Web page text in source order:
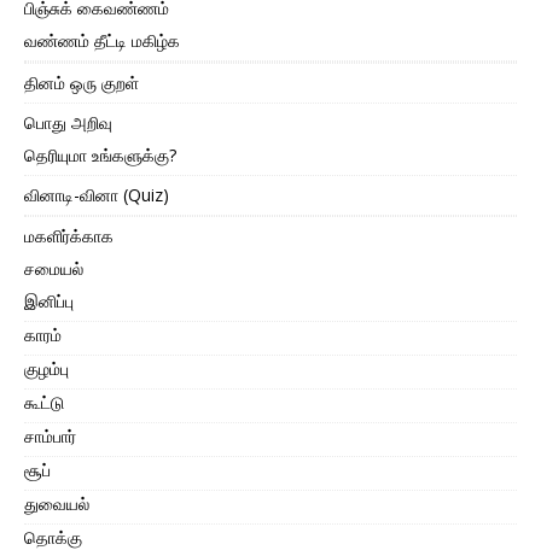
பிஞ்சுக் கைவண்ணம்
வண்ணம் தீட்டி மகிழ்க
தினம் ஒரு குறள்
பொது அறிவு
தெரியுமா உங்களுக்கு?
வினாடி-வினா (Quiz)
மகளிர்க்காக
சமையல்
இனிப்பு
காரம்
குழம்பு
கூட்டு
சாம்பார்
சூப்
துவையல்
தொக்கு